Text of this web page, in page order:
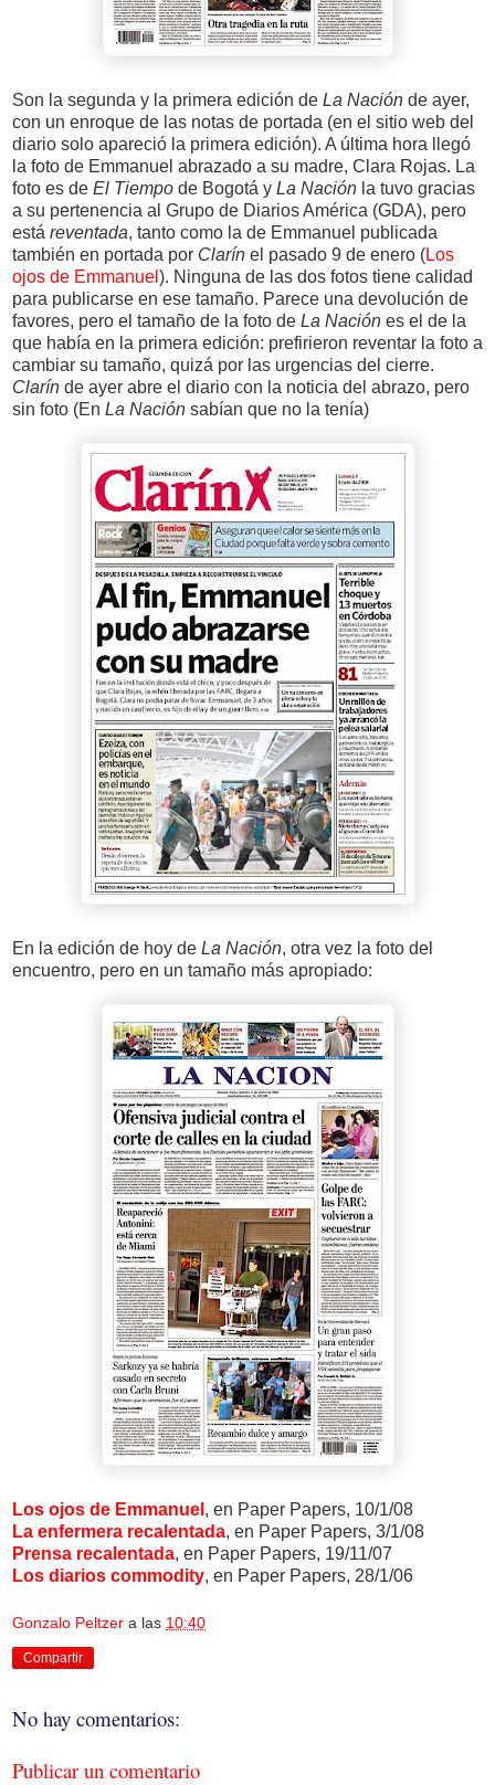
Son la segunda y la primera edición de La Nación de ayer,
con un enroque de las notas de portada (en el sitio web del
diario solo apareció la primera edición). A última hora llegó
la foto de Emmanuel abrazado a su madre, Clara Rojas. La
foto es de El Tiempo de Bogotá y La Nación la tuvo gracias
a su pertenencia al Grupo de Diarios América (GDA), pero
está reventada, tanto como la de Emmanuel publicada
también en portada por Clarín el pasado 9 de enero (Los
ojos de Emmanuel ). Ninguna de las dos fotos tiene calidad
para publicarse en ese tamaño. Parece una devolución de
favores, pero el tamaño de la foto de La Nación es el de la
que había en la primera edición: prefirieron reventar la foto a
cambiar su tamaño, quizá por las urgencias del cierre.
Clarín de ayer abre el diario con la noticia del abrazo, pero
sin foto (En La Nación sabían que no la tenía)
En la edición de hoy de La Nación, otra vez la foto del
encuentro, pero en un tamaño más apropiado:
Los ojos de Emmanuel , en Paper Papers, 10/1/08
La enfermera recalentada, en Paper Papers, 3/1/08
Prensa recalentada, en Paper Papers, 19/11/07
Los diarios commodity, en Paper Papers, 28/1/06
Gonzalo Peltzer a las 10:40
Compartir
No hay comentarios:
Publicar un comentario